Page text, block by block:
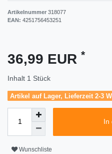
Artikelnummer 318077
EAN: 4251756453251
36,99 EUR *
Inhalt 1 Stück
Artikel auf Lager, Lieferzeit 2-3
In
Wunschliste